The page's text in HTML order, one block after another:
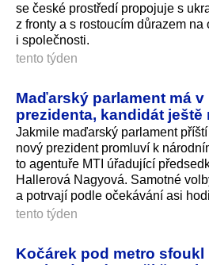
se české prostředí propojuje s
z fronty a s rostoucím důrazem na
i společnosti.
tento týden
Maďarský parlament má
prezidenta, kandidát ještě
Jakmile maďarský parlament
nový prezident promluví k
to agentuře MTI úřadující
Hallerová Nagyová. Samotné
a potrvají podle očekávání asi
tento týden
Kočárek pod metro sfoukl